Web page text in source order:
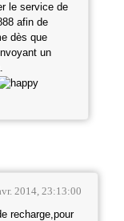
le service de
afin de
dès que
un
2014, 23:13:00
recharge,pour